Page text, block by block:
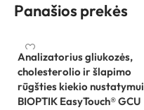
Panašios prekės
Analizatorius gliukozės,
cholesterolio ir šlapimo
rūgšties kiekio nustatymui
BIOPTIK EasyTouch® GCU